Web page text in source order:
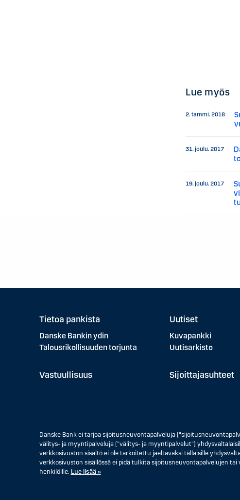
Lue myös
2. tammi. 2018
31. joulu. 2017
19. joulu. 2017
Tietoa pankista
Danske Bankin ydin
Talousrikollisuuden torjunta
Vastuullisuus
Uutiset
Kuvapankki
Uutisarkisto
Sijoittajasuhteet
Danske Bank ei tarjoa sijoitusneuvontapalveluja
välitys- ja myyntipalveluja ("välitys- ja myyntipalvelut")
verkkosivuston sisältö ei ole tarkoitettu jaeltavaksi tällaisille
verkkosivuston sisällössä ei pidä tulkita sijoitusneuvontapalvelujen
henkilöille. Lue lisää »